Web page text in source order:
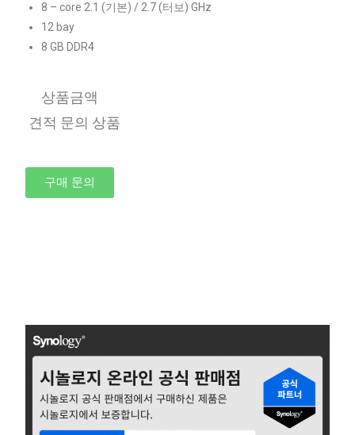
8 – core 2.1 (기본) / 2.7 (터보)GHz
12 bay
8 GB DDR4
상품금액
견적 문의 상품
구매 문의